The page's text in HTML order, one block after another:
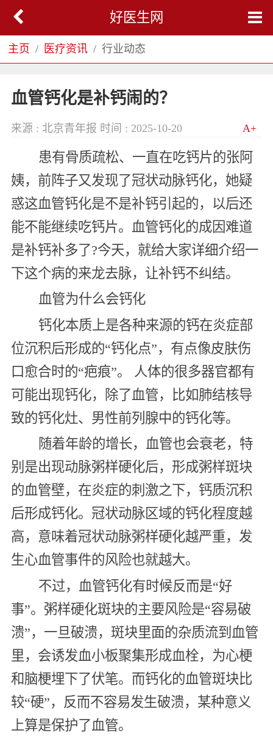
好医生网
主页 医疗资讯 行业动态
血管钙化是补钙闹的？
来源 : 北京青年报 时间 : 2025-10-20 A+
患有骨质疏松、一直在吃钙片的张阿
姨，前阵子又发现了冠状动脉钙化，她疑
惑这血管钙化是不是补钙引起的，以后还
能不能继续吃钙片。血管钙化的成因难道
是补钙补多了?今天，就给大家详细介绍一
下这个病的来龙去脉，让补钙不纠结。
血管为什么会钙化
钙化本质上是各种来源的钙在炎症部
位沉积后形成的“钙化点”，有点像皮肤伤
口愈合时的“疤痕”。 人体的很多器官都有
可能出现钙化，除了血管，比如肺结核导
致的钙化灶、男性前列腺中的钙化等。
随着年龄的增长，血管也会衰老，特
别是出现动脉粥样硬化后，形成粥样斑块
的血管壁，在炎症的刺激之下，钙质沉积
后形成钙化。冠状动脉区域的钙化程度越
高，意味着冠状动脉粥样硬化越严重，发
生心血管事件的风险也就越大。
不过，血管钙化有时候反而是“好
事”。粥样硬化斑块的主要风险是“容易破
溃”，一旦破溃，斑块里面的杂质流到血管
里，会诱发血小板聚集形成血栓，为心梗
和脑梗埋下了伏笔。而钙化的血管斑块比
较“硬”，反而不容易发生破溃，某种意义
上算是保护了血管。